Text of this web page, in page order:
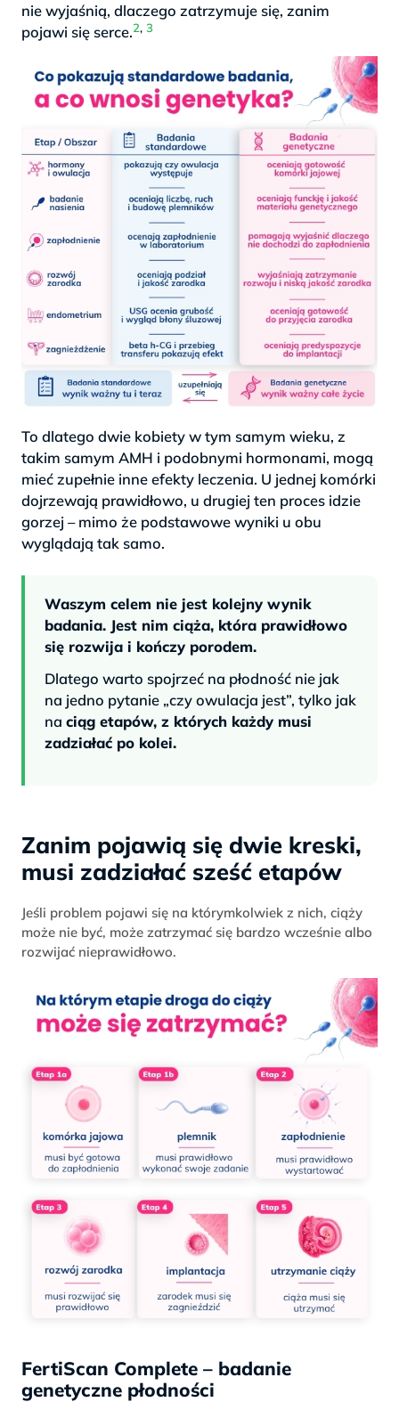
nie wyjaśnią, dlaczego zatrzymuje się, zanim
pojawi się serce.2, 3
To dlatego dwie kobiety w tym samym wieku, z
takim samym AMH i podobnymi hormonami, mogą
mieć zupełnie inne efekty leczenia. U jednej komórki
dojrzewają prawidłowo, u drugiej ten proces idzie
gorzej – mimo że podstawowe wyniki u obu
wyglądają tak samo.
Waszym celem nie jest kolejny wynik
badania. Jest nim ciąża, która prawidłowo
się rozwija i kończy porodem.
Dlatego warto spojrzeć na płodność nie jak
na jedno pytanie „czy owulacja jest”, tylko jak
na ciąg etapów, z których każdy musi
zadziałać po kolei.
Zanim pojawią się dwie kreski,
musi zadziałać sześć etapów
Jeśli problem pojawi się na którymkolwiek z nich, ciąży
może nie być, może zatrzymać się bardzo wcześnie albo
rozwijać nieprawidłowo.
FertiScan Complete – badanie
genetyczne płodności